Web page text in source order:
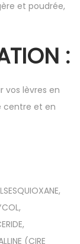
et poudrée,
:
vos lèvres en
centre et en
(CIRE